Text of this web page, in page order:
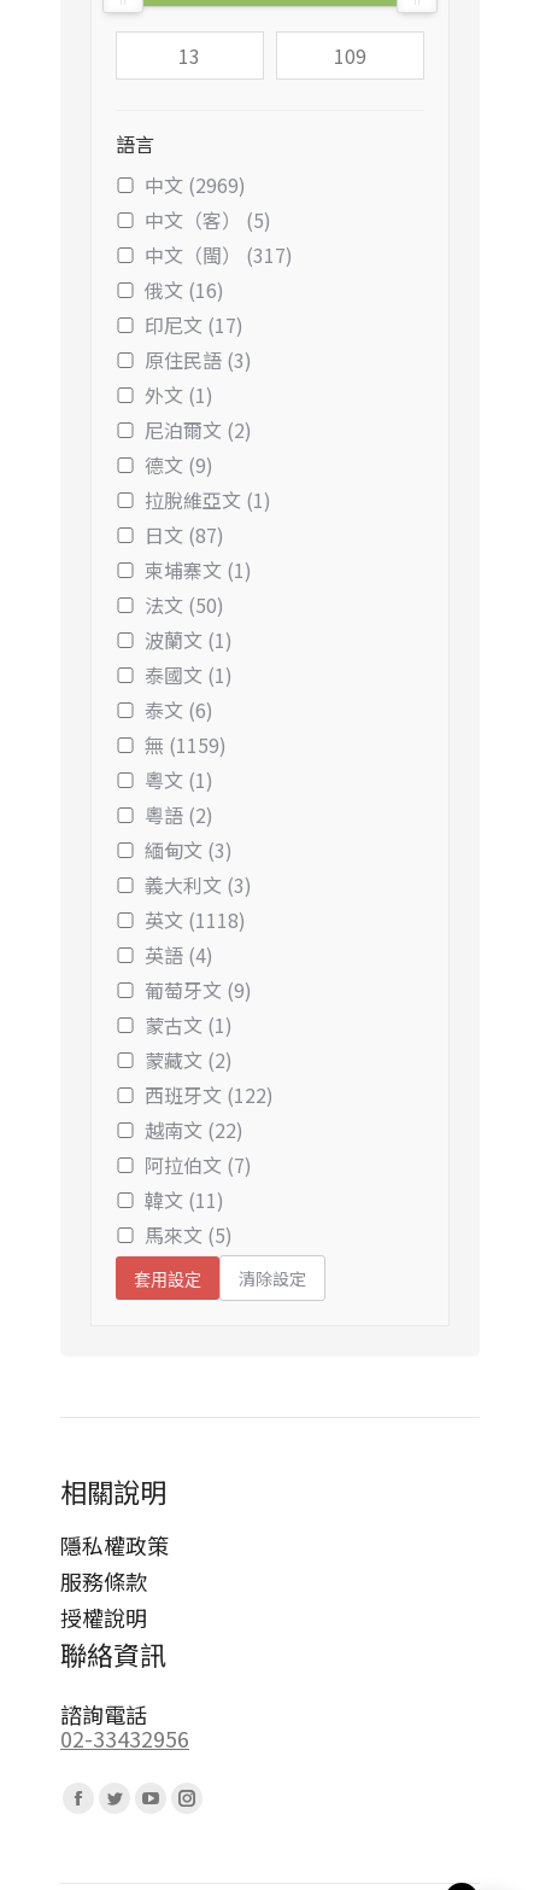
語言
中文 (2969)
中文（客） (5)
中文（閩） (317)
俄文 (16)
印尼文 (17)
原住民語 (3)
外文 (1)
尼泊爾文 (2)
德文 (9)
拉脫維亞文 (1)
日文 (87)
柬埔寨文 (1)
法文 (50)
波蘭文 (1)
泰國文 (1)
泰文 (6)
無 (1159)
粵文 (1)
粵語 (2)
緬甸文 (3)
義大利文 (3)
英文 (1118)
英語 (4)
葡萄牙文 (9)
蒙古文 (1)
蒙藏文 (2)
西班牙文 (122)
越南文 (22)
阿拉伯文 (7)
韓文 (11)
馬來文 (5)
套用設定 清除設定
相關說明
隱私權政策
服務條款
授權說明
聯絡資訊
諮詢電話
02-33432956
Facebook
opens
Twitter
opens
YouTube
opens
Instagram
opens